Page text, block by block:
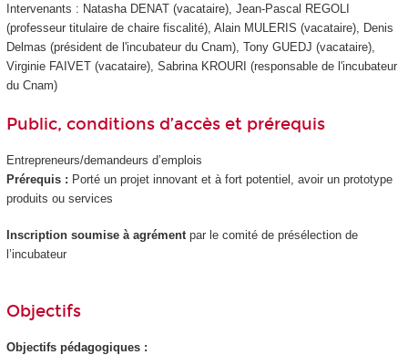
Intervenants : Natasha DENAT (vacataire), Jean-Pascal REGOLI
(professeur titulaire de chaire fiscalité), Alain MULERIS (vacataire), Denis
Delmas (président de l'incubateur du Cnam), Tony GUEDJ (vacataire),
Virginie FAIVET (vacataire), Sabrina KROURI (responsable de l'incubateur
du Cnam)
Public, conditions d’accès et prérequis
Entrepreneurs/demandeurs d’emplois
Prérequis : Porté un projet innovant et à fort potentiel, avoir un prototype
produits ou services
Inscription soumise à agrément par le comité de présélection de
l’incubateur
Objectifs
Objectifs pédagogiques :